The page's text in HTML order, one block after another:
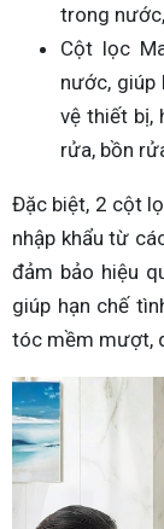
trong
Cột lọc
nước, giúp
vệ thiết bị,
rửa, bồn
Đặc biệt, 2 cột
nhập khẩu từ
đảm bảo hiệu
giúp hạn chế
tóc mềm mượt,